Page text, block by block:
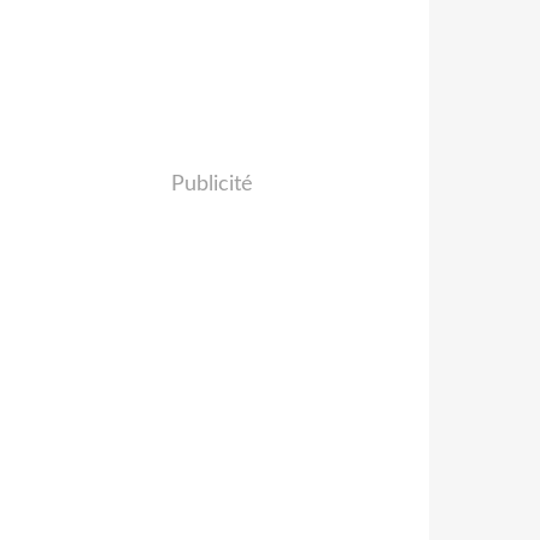
Publicité